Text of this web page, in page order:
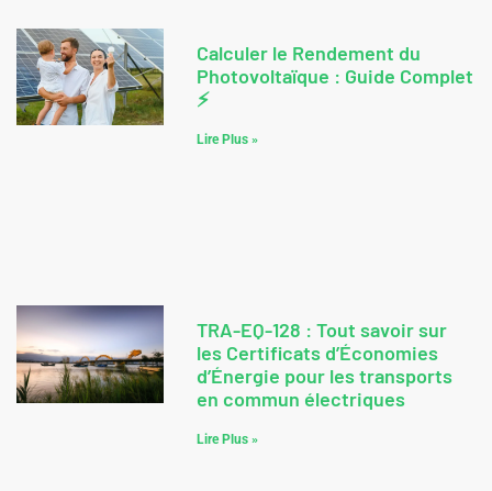
Calculer le Rendement du
Photovoltaïque : Guide Complet
⚡
Lire Plus »
TRA-EQ-128 : Tout savoir sur
les Certificats d’Économies
d’Énergie pour les transports
en commun électriques
Lire Plus »